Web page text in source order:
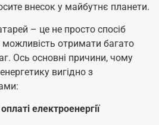
внесок у майбутнє планети.
– це не просто спосіб
можливість отримати багато
Ось основні причини, чому
вигідно з
електроенергії